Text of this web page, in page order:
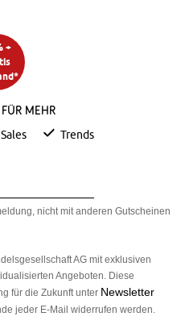
+
mehr
Sales Trends
nicht mit anderen Gutscheinen
AG mit exklusiven
Angeboten. Diese
für die Zukunft unter Newsletter
jeder E-Mail widerrufen werden.